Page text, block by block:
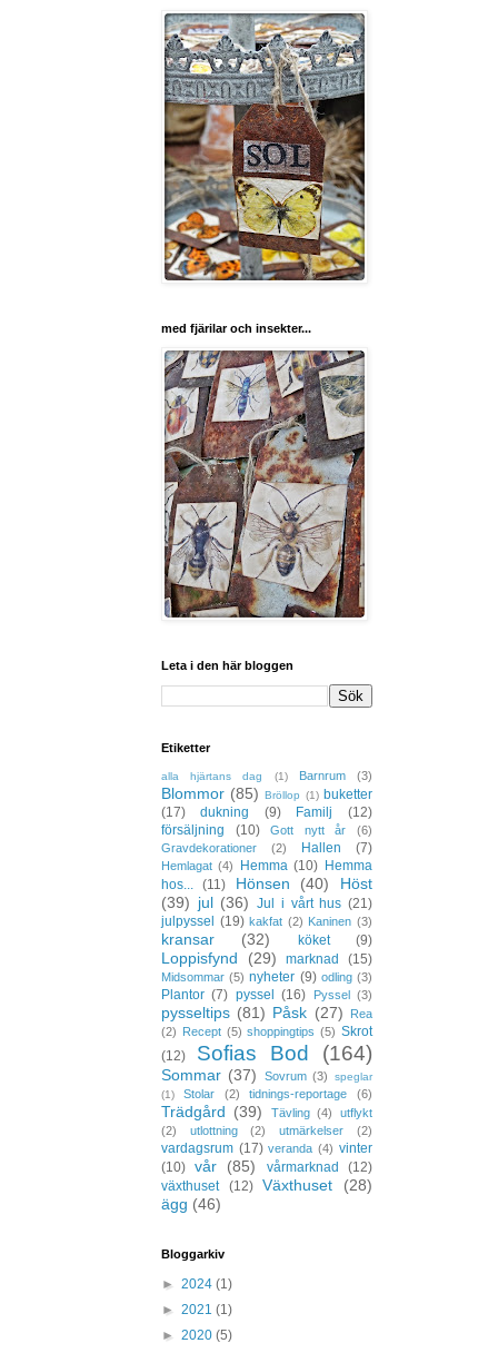
med fjärilar och insekter...
Leta i den här bloggen
Etiketter
alla hjärtans dag (1) Barnrum (3)
Blommor (85) Bröllop (1) buketter
(17)
dukning (9) Familj
(12)
försäljning
(10) Gott nytt år
(6)
Gravdekorationer
(2) Hallen (7)
Hemlagat (4) Hemma (10) Hemma
hos...
(11) Hönsen (40)
Höst
(39) jul (36) Jul i vårt hus (21)
julpyssel
(19) kakfat (2) Kaninen (3)
kransar (32) köket (9)
Loppisfynd (29) marknad (15)
Midsommar (5) nyheter (9) odling (3)
Plantor (7) pyssel (16) Pyssel (3)
pysseltips (81) Påsk (27)
Rea
(2) Recept (5) shoppingtips (5) Skrot
(12)
Sofias Bod (164)
Sommar (37) Sovrum (3)
speglar
(1)
Stolar (2) tidnings-reportage (6)
Trädgård (39) Tävling (4)
utflykt
(2)
utlottning (2) utmärkelser (2)
vardagsrum (17) veranda (4) vinter
(10) vår (85) vårmarknad
(12)
växthuset
(12) Växthuset
(28)
ägg (46)
Bloggarkiv
► 2024 (1)
► 2021 (1)
► 2020 (5)